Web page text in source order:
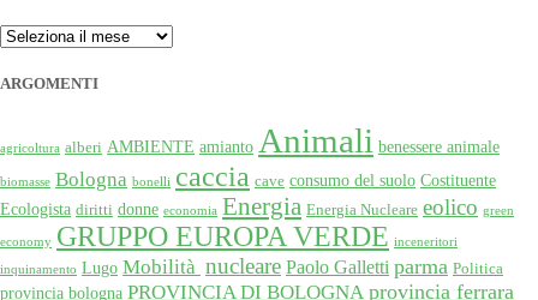
ARCHIVIO
ARGOMENTI
agricoltura alberi AMBIENTE amianto Animali benessere animale
biomasse Bologna bonelli caccia cave consumo del suolo Costituente
Ecologista diritti donne economia Energia Energia Nucleare eolico green
economy GRUPPO EUROPA VERDE inceneritori
inquinamento Lugo Mobilità nucleare Paolo Galletti parma Politica
provincia bologna PROVINCIA DI BOLOGNA provincia ferrara